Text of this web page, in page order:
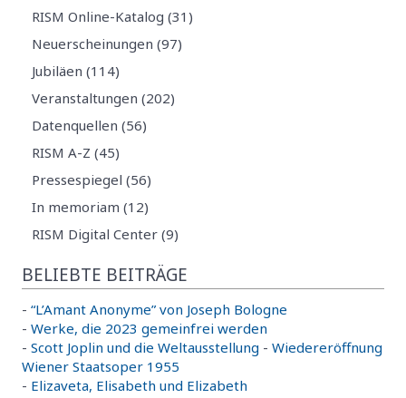
RISM Online-Katalog (31)
Neuerscheinungen (97)
Jubiläen (114)
Veranstaltungen (202)
Datenquellen (56)
RISM A-Z (45)
Pressespiegel (56)
In memoriam (12)
RISM Digital Center (9)
BELIEBTE BEITRÄGE
- “L’Amant Anonyme” von Joseph Bologne
- Werke, die 2023 gemeinfrei werden
- Scott Joplin und die Weltausstellung - Wiedereröffnung
Wiener Staatsoper 1955
- Elizaveta, Elisabeth und Elizabeth